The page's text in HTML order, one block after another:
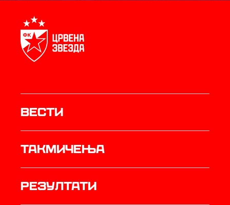
Вести
Такмичења
резултати